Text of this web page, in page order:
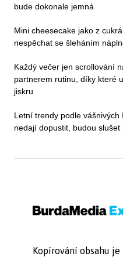
bude dokonale jemná
Mini cheesecake jako z
nespěchat se šleháním
Každý večer jen scrollování
partnerem rutinu, díky které
jiskru
Letní trendy podle
nedají dopustit, budou slušet
Kopírování obsahu